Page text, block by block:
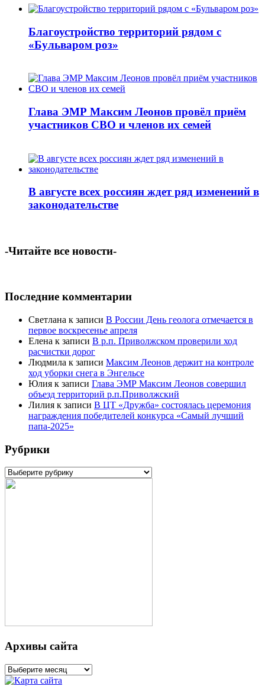
Благоустройство территорий рядом с
«Бульваром роз»
Глава ЭМР Максим Леонов провёл приём
участников СВО и членов их семей
В августе всех россиян ждет ряд изменений в
законодательстве
-Читайте все новости-
Последние комментарии
Светлана к записи В России День геолога отмечается в
первое воскресенье апреля
Елена к записи В р.п. Приволжском проверили ход
расчистки дорог
Людмила к записи Максим Леонов держит на контроле
ход уборки снега в Энгельсе
Юлия к записи Глава ЭМР Максим Леонов совершил
объезд территорий р.п.Приволжский
Лилия к записи В ЦТ «Дружба» состоялась церемония
награждения победителей конкурса «Самый лучший
папа-2025»
Рубрики
Рубрики
Архивы сайта
Архивы
сайта